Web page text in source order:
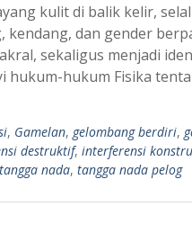
kulit di balik kelir,
dan gender
sekaligus menjadi
hukum-hukum Fisika
, Gamelan, gelombang berdiri,
destruktif, interferensi
tangga nada, tangga nada pelog